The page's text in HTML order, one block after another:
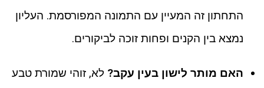
התחתון זה המעיין עם התמונה המפורסמת. העליון
נמצא בין הקנים ופחות זוכה לביקורים.
האם מותר לישון בעין עקב? לא, זוהי שמורת טבע